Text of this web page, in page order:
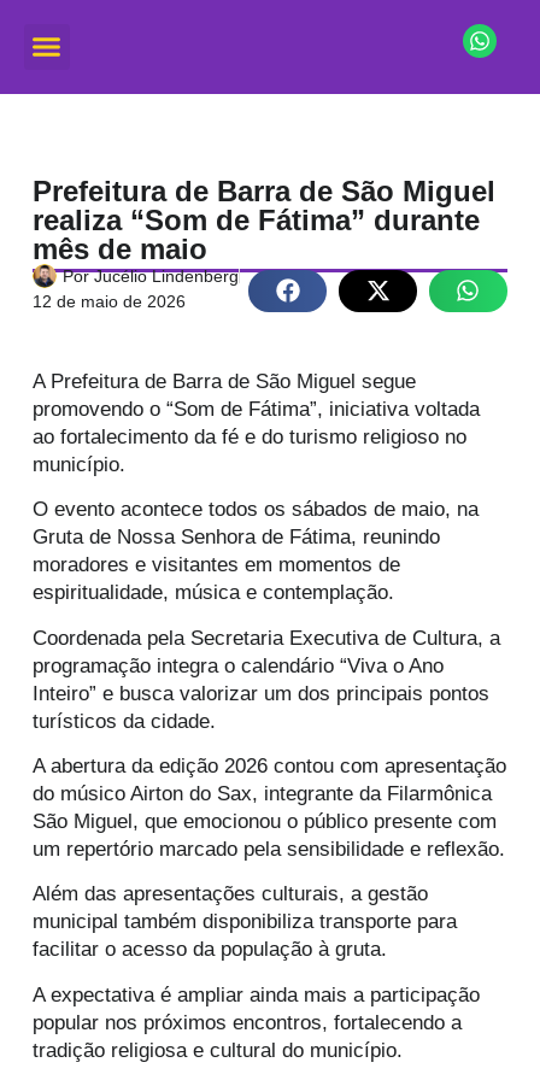
Prefeitura de Barra de São Miguel
realiza “Som de Fátima” durante
mês de maio
PorJucélio Lindenberg
12 de maio de 2026
A Prefeitura de Barra de São Miguel segue
promovendo o “Som de Fátima”, iniciativa voltada
ao fortalecimento da fé e do turismo religioso no
município.
O evento acontece todos os sábados de maio, na
Gruta de Nossa Senhora de Fátima, reunindo
moradores e visitantes em momentos de
espiritualidade, música e contemplação.
Coordenada pela Secretaria Executiva de Cultura, a
programação integra o calendário “Viva o Ano
Inteiro” e busca valorizar um dos principais pontos
turísticos da cidade.
A abertura da edição 2026 contou com apresentação
do músicoAirton do Sax, integrante da Filarmônica
São Miguel, que emocionou o público presente com
um repertório marcado pela sensibilidade e reflexão.
Além das apresentações culturais, a gestão
municipal também disponibiliza transporte para
facilitar o acesso da população à gruta.
A expectativa é ampliar ainda mais a participação
popular nos próximos encontros, fortalecendo a
tradição religiosa e cultural do município.